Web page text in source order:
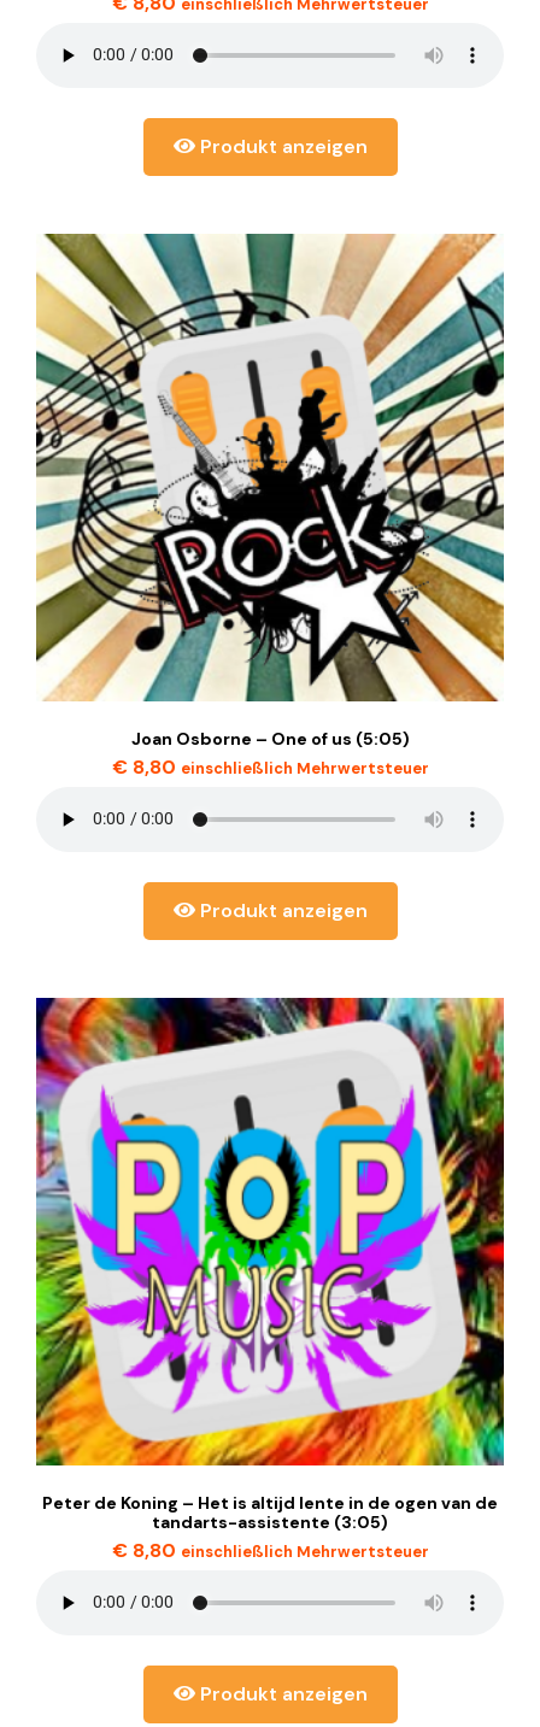
Produkt anzeigen
Joan Osborne – One of us (5:05)
€8,80 einschließlich Mehrwertsteuer
Produkt anzeigen
Peter de Koning – Het is altijd lente in de ogen van de
tandarts-assistente (3:05)
€8,80 einschließlich Mehrwertsteuer
Produkt anzeigen